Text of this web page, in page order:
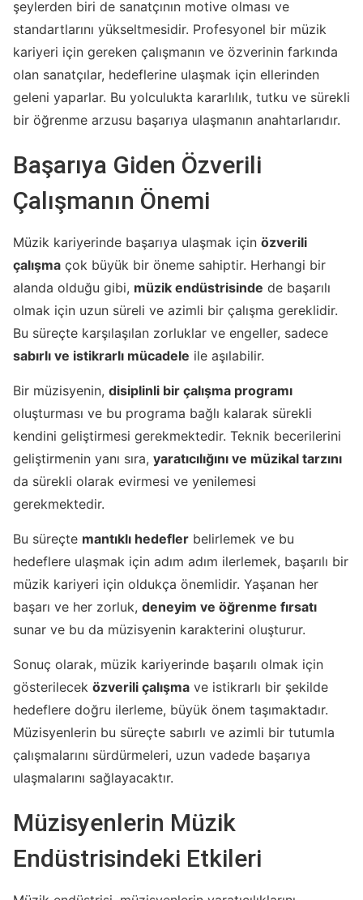
şeylerden biri de sanatçının motive olması ve
standartlarını yükseltmesidir. Profesyonel bir müzik
kariyeri için gereken çalışmanın ve özverinin farkında
olan sanatçılar, hedeflerine ulaşmak için ellerinden
geleni yaparlar. Bu yolculukta kararlılık, tutku ve sürekli
bir öğrenme arzusu başarıya ulaşmanın anahtarlarıdır.
Başarıya Giden Özverili
Çalışmanın Önemi
Müzik kariyerinde başarıya ulaşmak için özverili
çalışma çok büyük bir öneme sahiptir. Herhangi bir
alanda olduğu gibi, müzik endüstrisinde de başarılı
olmak için uzun süreli ve azimli bir çalışma gereklidir.
Bu süreçte karşılaşılan zorluklar ve engeller, sadece
sabırlı ve istikrarlı mücadele ile aşılabilir.
Bir müzisyenin, disiplinli bir çalışma programı
oluşturması ve bu programa bağlı kalarak sürekli
kendini geliştirmesi gerekmektedir. Teknik becerilerini
geliştirmenin yanı sıra, yaratıcılığını ve müzikal tarzını
da sürekli olarak evirmesi ve yenilemesi
gerekmektedir.
Bu süreçte mantıklı hedefler belirlemek ve bu
hedeflere ulaşmak için adım adım ilerlemek, başarılı bir
müzik kariyeri için oldukça önemlidir. Yaşanan her
başarı ve her zorluk, deneyim ve öğrenme fırsatı
sunar ve bu da müzisyenin karakterini oluşturur.
Sonuç olarak, müzik kariyerinde başarılı olmak için
gösterilecek özverili çalışma ve istikrarlı bir şekilde
hedeflere doğru ilerleme, büyük önem taşımaktadır.
Müzisyenlerin bu süreçte sabırlı ve azimli bir tutumla
çalışmalarını sürdürmeleri, uzun vadede başarıya
ulaşmalarını sağlayacaktır.
Müzisyenlerin Müzik
Endüstrisindeki Etkileri